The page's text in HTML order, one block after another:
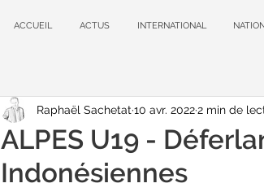
ACCUEIL ACTUS INTERNATIONAL
ALPES U19 -
Indonésiennes
Raphaël Sachetat 10 avr. 20222 min de